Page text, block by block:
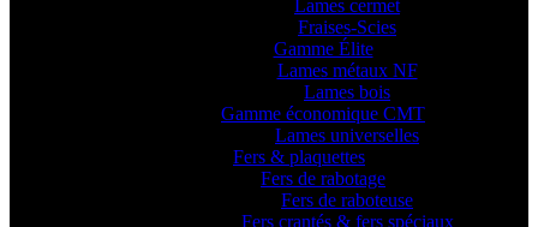
Lames cermet
Fraises-Scies
Gamme Élite
Lames métaux NF
Lames bois
Gamme économique CMT
Lames universelles
Fers & plaquettes
Fers de rabotage
Fers de raboteuse
Fers crantés & fers spéciaux